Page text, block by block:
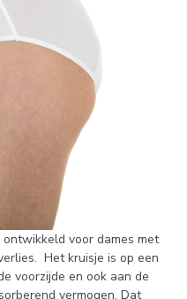
voor dames met
Het kruisje is op een
voorzijde en ook aan de
vermogen. Dat